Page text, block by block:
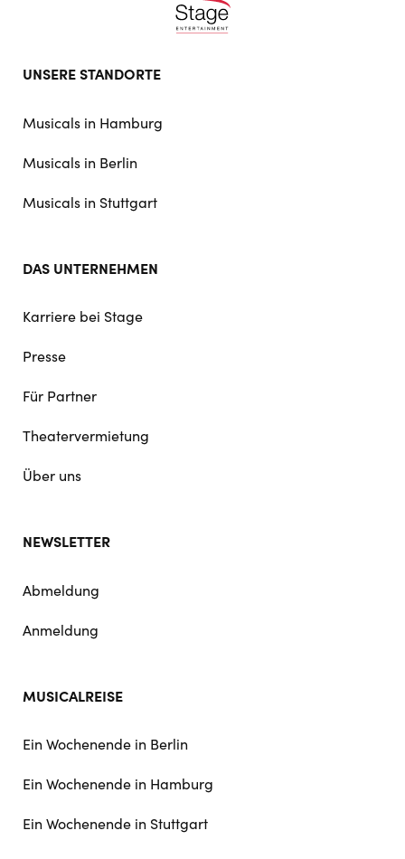
UNSERE STANDORTE
Musicals in Hamburg
Musicals in Berlin
Musicals in Stuttgart
DAS UNTERNEHMEN
Karriere bei Stage
Presse
Für Partner
Theatervermietung
Über uns
NEWSLETTER
Abmeldung
Anmeldung
MUSICALREISE
Ein Wochenende in Berlin
Ein Wochenende in Hamburg
Ein Wochenende in Stuttgart